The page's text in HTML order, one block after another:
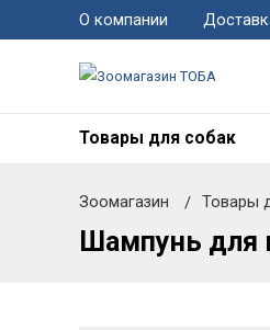
О компании
Товары для собак
Зоомагазин Товары
Шампунь для